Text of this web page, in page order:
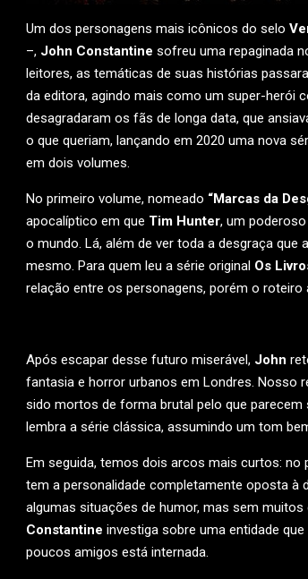
Um dos personagens mais icônicos do selo
–, John Constantine sofreu uma repaginada
leitores, as temáticas de suas histórias
da editora, agindo mais como um super-herói
desagradaram os fãs de longa data, que
o que queriam, lançando em 2020 uma nova
em dois volumes.
No primeiro volume, nomeado “Marcas da
apocalíptico em que Tim Hunter, um
o mundo. Lá, além de ver toda a desgraça que
mesmo. Para quem leu a série original Os
relação entre os personagens, porém o
Após escapar desse futuro miserável, John
fantasia e horror urbanos em Londres. Nosso
sido mortos de forma brutal pelo que parecem
lembra a série clássica, assumindo um tom
Em seguida, temos dois arcos mais curtos: no
tem a personalidade completamente oposta à
algumas situações de humor, mas sem
Constantine investiga sobre uma entidade
poucos amigos está internada.